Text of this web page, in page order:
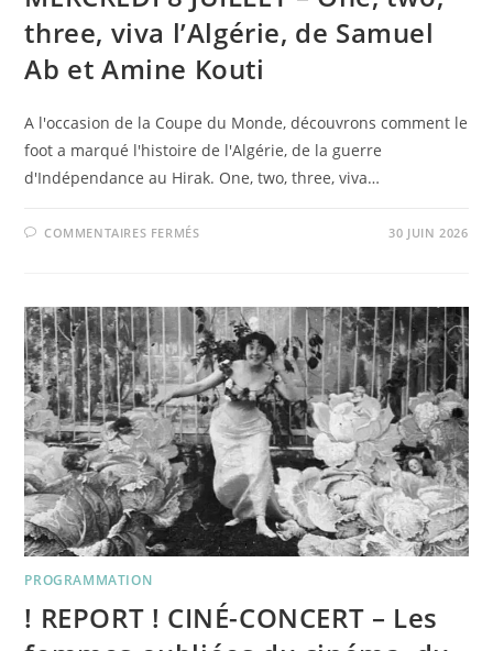
three, viva l’Algérie, de Samuel
Ab et Amine Kouti
A l'occasion de la Coupe du Monde, découvrons comment le
foot a marqué l'histoire de l'Algérie, de la guerre
d'Indépendance au Hirak. One, two, three, viva…
COMMENTAIRES FERMÉSSUR
ONE,
TWO,
THREE,
VIVA
L’ALGÉRIE,
DE
SAMUEL
AB
ET
AMINE
KOUTI
30 JUIN 2026
PROGRAMMATION
! REPORT ! CINÉ-CONCERT – Les